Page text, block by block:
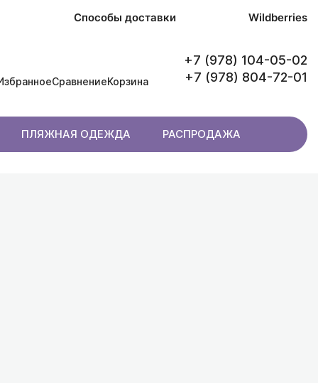
Способы доставки Wildberries
СравнениеКорзина
+7 (978) 104-05-02
+7 (978) 804-72-01
ПЛЯЖНАЯ ОДЕЖДА РАСПРОДАЖА